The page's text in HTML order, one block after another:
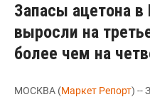
Запасы ацетона
выросли на
более чем на
МОСКВА (Маркет Репорт) --